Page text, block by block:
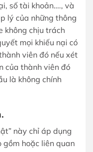
số tài khoản…., và
lý của những thông
không chịu trách
mọi khiếu nại có
viên đó nếu xét
của thành viên đó
là không chính
này chỉ áp dụng
gồm hoặc liên quan